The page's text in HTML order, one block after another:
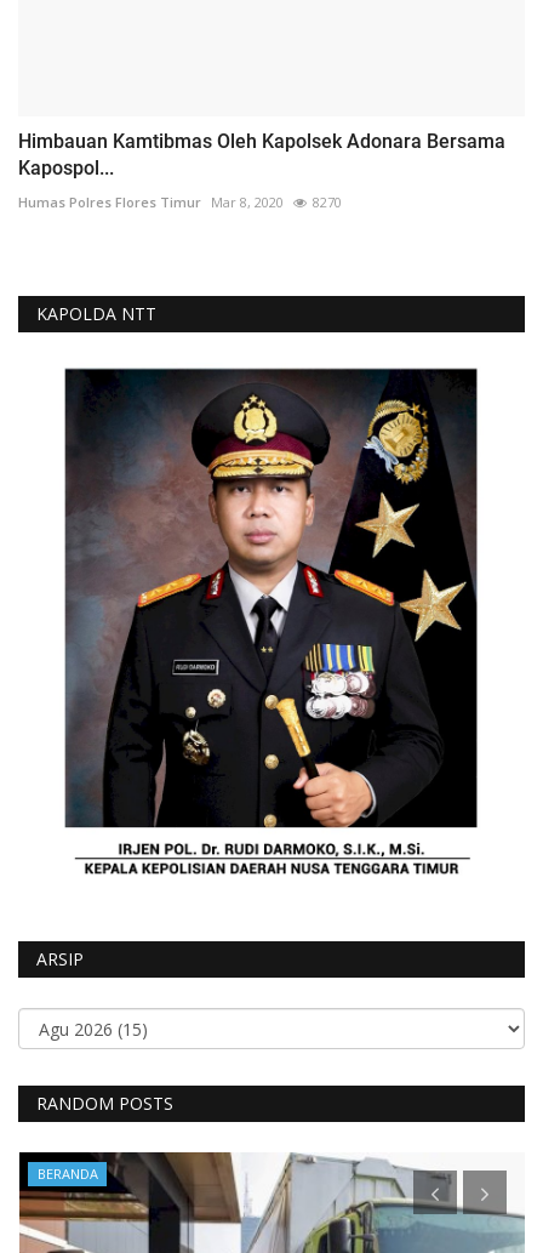
Himbauan Kamtibmas Oleh Kapolsek Adonara Bersama
Kapospol...
Humas Polres Flores Timur Mar 8, 2020 8270
KAPOLDA NTT
ARSIP
RANDOM POSTS
BERANDA